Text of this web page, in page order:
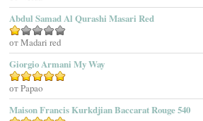
Adrienne Vittadini
Aedes De Venustas
Aerin Lauder
Aether
Affinessence
Afnan Perfumes
Abdul Samad Al Qurashi Masari Red
Оценка
1
из
5
от Madari red
Giorgio Armani My Way
Оценка5
от Papao
Maison Francis Kurkdjian Baccarat Rouge 540